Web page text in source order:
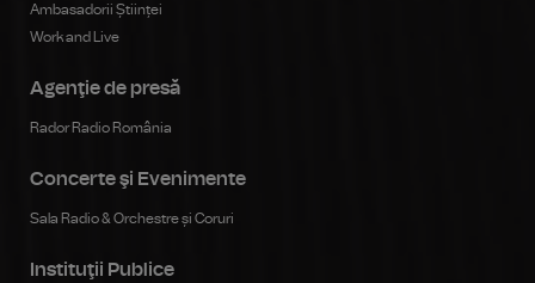
Ambasadorii Științei
Work and Live
Agenţie de presă
Rador Radio România
Concerte şi Evenimente
Sala Radio & Orchestre și Coruri
Instituţii Publice